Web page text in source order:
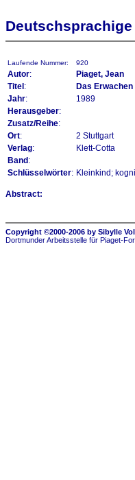
Laufende Nummer: 920
Autor:
Piaget, Jean
Titel :
Das
Jahr:
1989
Herausgeber:
Zusatz/Reihe:
Ort:
2 Stuttgart
Verlag:
Klett-Cotta
Band :
Schlüsselwörter: Kleinkind;
Abstract:
Copyright ©2000-2006 by Sibylle
Dortmunder Arbeitsstelle für Piaget-